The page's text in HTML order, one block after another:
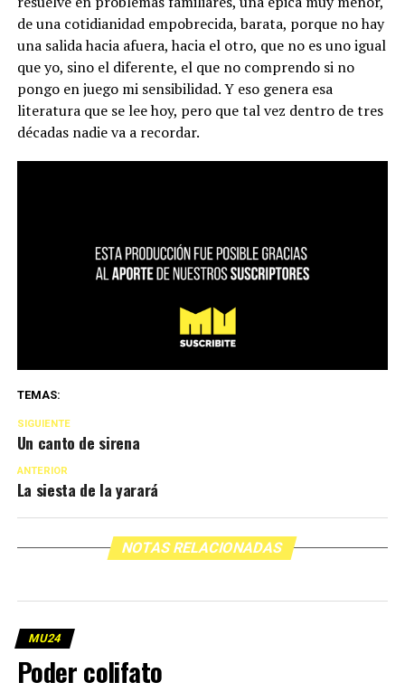
de una cotidianidad empobrecida, barata, porque no hay
una salida hacia afuera, hacia el otro, que no es uno igual
que yo, sino el diferente, el que no comprendo si no
pongo en juego mi sensibilidad. Y eso genera esa
literatura que se lee hoy, pero que tal vez dentro de tres
décadas nadie va a recordar.
TEMAS:
SIGUIENTE
Un canto de sirena
ANTERIOR
La siesta de la yarará
NOTAS RELACIONADAS
MU24
Poder colifato